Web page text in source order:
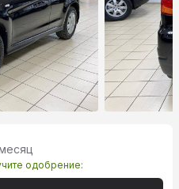
одобрение: